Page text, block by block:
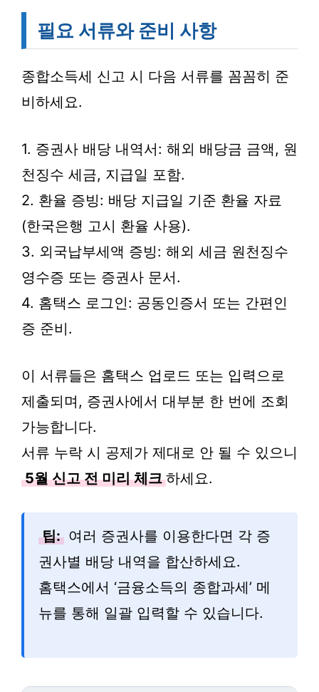
필요 서류와 준비 사항
종합소득세 신고 시 다음 서류를 꼼꼼히 준
비하세요.
1. 증권사 배당 내역서: 해외 배당금 금액, 원
천징수 세금, 지급일 포함.
2. 환율 증빙: 배당 지급일 기준 환율 자료
(한국은행 고시 환율 사용).
3. 외국납부세액 증빙: 해외 세금 원천징수
영수증 또는 증권사 문서.
4. 홈택스 로그인: 공동인증서 또는 간편인
증 준비.
이 서류들은 홈택스 업로드 또는 입력으로
제출되며, 증권사에서 대부분 한 번에 조회
가능합니다.
서류 누락 시 공제가 제대로 안 될 수 있으니
5월 신고 전 미리 체크 하세요.
팁: 여러 증권사를 이용한다면 각 증
권사별 배당 내역을 합산하세요.
홈택스에서 ‘금융소득의 종합과세’ 메
뉴를 통해 일괄 입력할 수 있습니다.